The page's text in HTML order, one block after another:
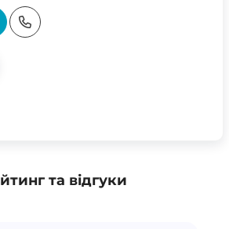
та відгуки